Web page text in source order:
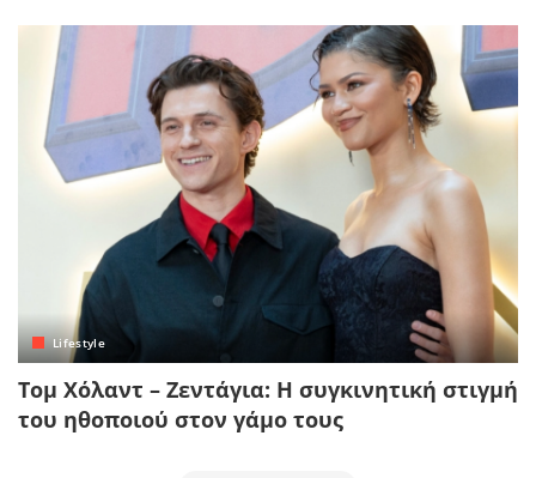
Lifestyle
Τομ Χόλαντ – Ζεντάγια: Η συγκινητική στιγμή
του ηθοποιού στον γάμο τους